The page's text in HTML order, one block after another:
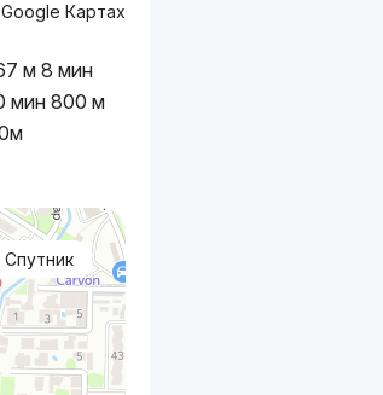
Картах
м 8 мин
мин 800 м
Спутник